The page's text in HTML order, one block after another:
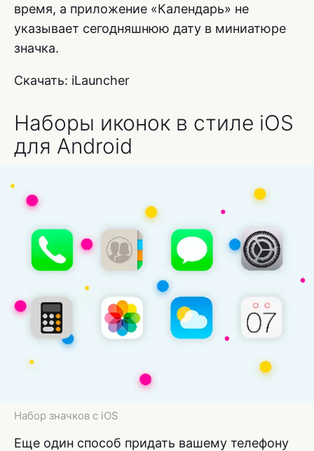
время, а приложение «Календарь» не
указывает сегодняшнюю дату в миниатюре
значка.
Скачать: iLauncher
Наборы иконок в стиле iOS
для Android
Набор значков с iOS
Еще один способ придать вашему телефону